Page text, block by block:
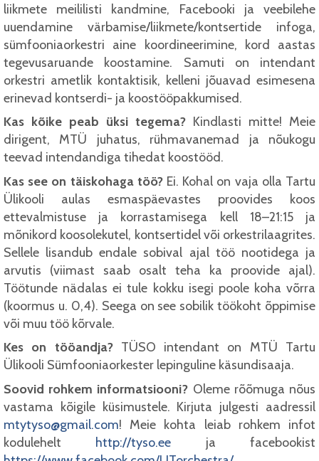
liikmete meililisti kandmine, Facebooki ja veebilehe
uuendamine värbamise/liikmete/kontsertide infoga,
sümfooniaorkestri aine koordineerimine, kord aastas
tegevusaruande koostamine. Samuti on intendant
orkestri ametlik kontaktisik, kelleni jõuavad esimesena
erinevad kontserdi- ja koostööpakkumised.
Kas kõike peab üksi tegema? Kindlasti mitte! Meie
dirigent, MTÜ juhatus, rühmavanemad ja nõukogu
teevad intendandiga tihedat koostööd.
Kas see on täiskohaga töö?Ei. Kohal on vaja olla Tartu
Ülikooli aulas esmaspäevastes proovides koos
ettevalmistuse ja korrastamisega kell 18–21:15 ja
mõnikord koosolekutel, kontsertidel või orkestrilaagrites.
Sellele lisandub endale sobival ajal töö nootidega ja
arvutis (viimast saab osalt teha ka proovide ajal).
Töötunde nädalas ei tule kokku isegi poole koha võrra
(koormus u. 0,4). Seega on see sobilik töökoht õppimise
või muu töö kõrvale.
Kes on tööandja?TÜSO intendant on MTÜ Tartu
Ülikooli Sümfooniaorkester lepinguline käsundisaaja.
Soovid rohkem informatsiooni? Oleme rõõmuga nõus
vastama kõigile küsimustele. Kirjuta julgesti aadressil
mtytyso@gmail.com! Meie kohta leiab rohkem infot
kodulehelt http://tyso.ee ja facebookist